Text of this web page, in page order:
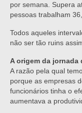
por semana. Supera
pessoas trabalham
Todos aqueles
não ser tão ruins
A origem da
A razão pela qual
porque as empresas
funcionários tinha o
aumentava a